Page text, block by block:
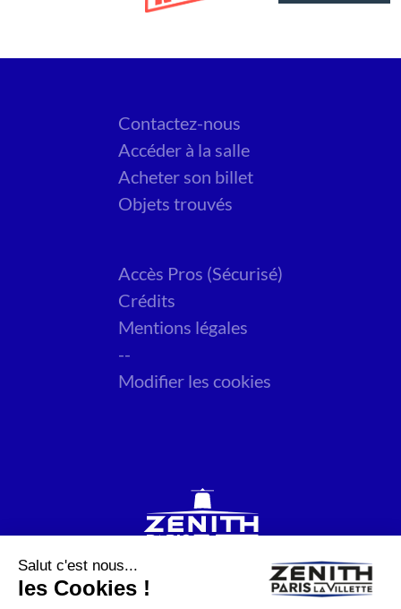
Contactez-nous
Accéder à la salle
Acheter son billet
Objets trouvés
Accès Pros (Sécurisé)
Crédits
Mentions légales
--
Modifier les cookies
Salut c'est nous...
les Cookies !